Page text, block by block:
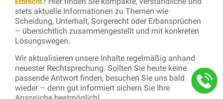
stets aktuelle Informationen zu Themen wie
Scheidung, Unterhalt, Sorgerecht oder Erbansprüchen
– übersichtlich zusammengestellt und mit konkreten
Lösungswegen.
Wir aktualisieren unsere Inhalte regelmäßig anhand
neuester Rechtsprechung. Sollten Sie heute keine
passende Antwort finden, besuchen Sie uns bald
wieder – denn gut informiert sichern Sie Ihre